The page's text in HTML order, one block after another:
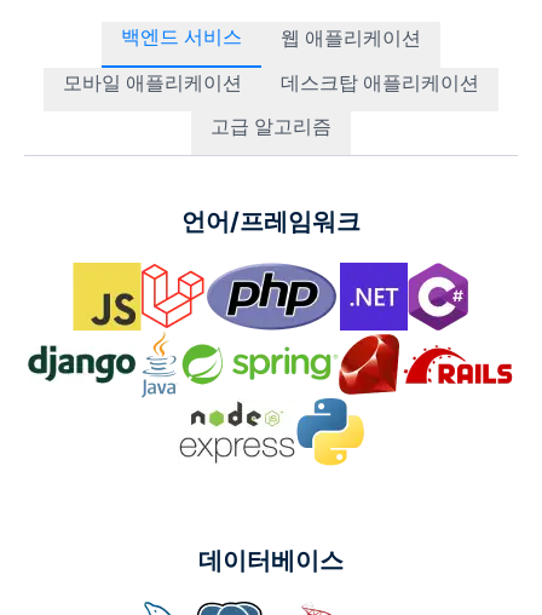
백엔드 서비스
웹 애플리케이션
모바일 애플리케이션
데스크탑 애플리케이션
고급 알고리즘
언어/프레임워크
데이터베이스